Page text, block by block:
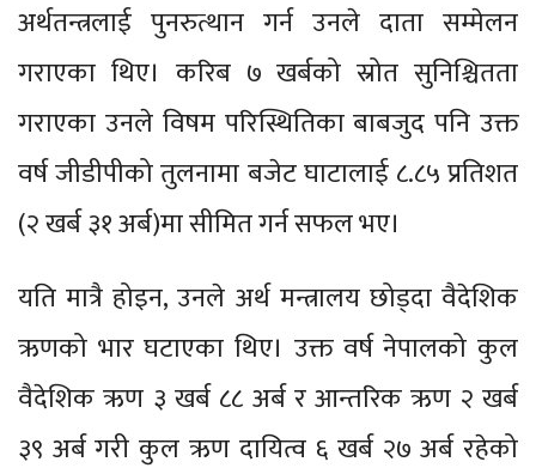
अर्थतन्त्रलाई पुनरुत्थान गर्न उनले दाता सम्मेलन
गराएका थिए। करिब ७ खर्बको स्रोत सुनिश्चितता
गराएका उनले विषम परिस्थितिका बाबजुद पनि उक्त
वर्ष जीडीपीको तुलनामा बजेट घाटालाई ८.८५ प्रतिशत
(२ खर्ब ३१ अर्ब)मा सीमित गर्न सफल भए।
यति मात्रै होइन, उनले अर्थ मन्त्रालय छोड्दा वैदेशिक
ऋणको भार घटाएका थिए। उक्त वर्ष नेपालको कुल
वैदेशिक ऋण ३ खर्ब ८८ अर्ब र आन्तरिक ऋण २ खर्ब
३९ अर्ब गरी कुल ऋण दायित्व ६ खर्ब २७ अर्ब रहेको